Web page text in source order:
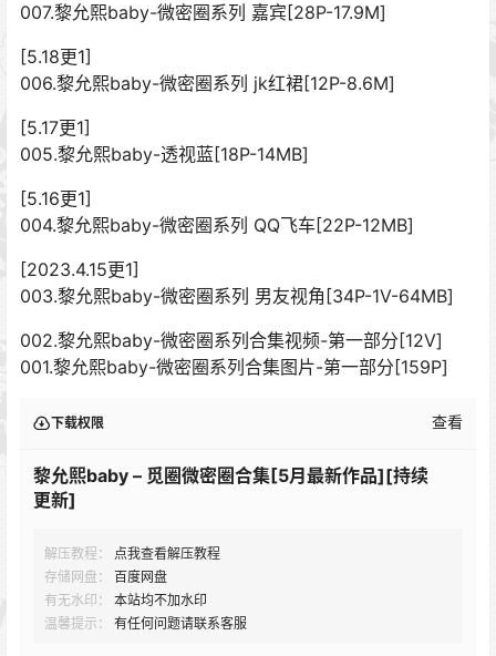
007.黎允熙baby-微密圈系列 嘉宾[28P-17.9M]
[5.18更1]
006.黎允熙baby-微密圈系列 jk红裙[12P-8.6M]
[5.17更1]
005.黎允熙baby-透视蓝[18P-14MB]
[5.16更1]
004.黎允熙baby-微密圈系列 QQ飞车[22P-12MB]
[2023.4.15更1]
003.黎允熙baby-微密圈系列 男友视角[34P-1V-64MB]
002.黎允熙baby-微密圈系列合集视频-第一部分[12V]
001.黎允熙baby-微密圈系列合集图片-第一部分[159P]
下载权限 查看
黎允熙baby – 觅圈微密圈合集[5月最新作品][持续
更新]
解压教程：
点我查看解压教程
存储网盘：
百度网盘
有无水印：
本站均不加水印
温馨提示：
有任何问题请联系客服